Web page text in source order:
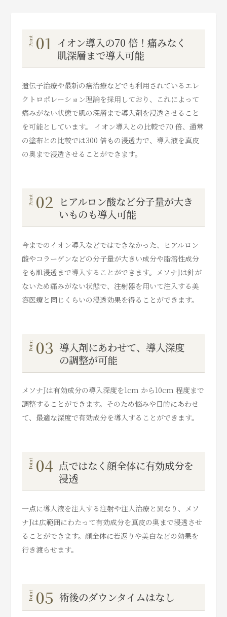
01
イオン導入の70 倍！痛みなく
肌深層まで導入可能
遺伝子治療や最新の癌治療などでも利用されているエレ
クトロポレーション理論を採用しており、これによって
痛みがない状態で肌の深層まで導入剤を浸透させること
を可能としています。 イオン導入との比較で70 倍、通常
の塗布との比較では300 倍もの浸透力で、導入液を真皮
の奥まで浸透させることができます。
02 ヒアルロン酸など分子量が大き
いものも導入可能
今までのイオン導入などではできなかった、ヒアルロン
酸やコラーゲンなどの分子量が大きい成分や脂溶性成分
をも肌浸透まで導入することができます。メソナJは針が
ないため痛みがない状態で、注射器を用いて注入する美
容医療と同じくらいの浸透効果を得ることができます。
03 導入剤にあわせて、導入深度
の調整が可能
メソナJは有効成分の導入深度を1cm から10cm 程度まで
調整することができます。そのため悩みや目的にあわせ
て、最適な深度で有効成分を導入することができます。
04 点ではなく顔全体に有効成分を
浸透
一点に導入液を注入する注射や注入治療と異なり、メソ
ナJは広範囲にわたって有効成分を真皮の奥まで浸透させ
ることができます。顔全体に若返りや美白などの効果を
行き渡らせます。
05 術後のダウンタイムはなし